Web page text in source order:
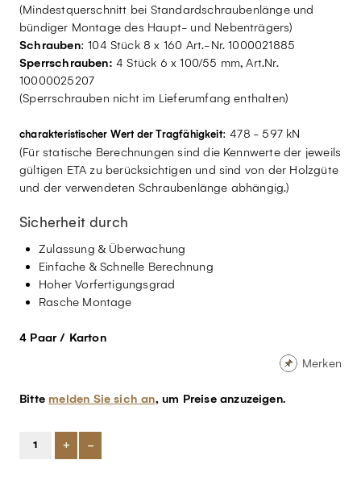
(Mindestquerschnitt bei Standardschraubenlänge und
bündiger Montage des Haupt- und Nebenträgers)
Schrauben: 104 Stück 8 x 160 Art.-Nr. 1000021885
Sperrschrauben: 4 Stück 6 x 100/55 mm, Art.Nr.
10000025207
(Sperrschrauben nicht im Lieferumfang enthalten)
charakteristischer Wert der Tragfähigkeit: 478 - 597 kN
(Für statische Berechnungen sind die Kennwerte der jeweils
gültigen ETA zu berücksichtigen und sind von der Holzgüte
und der verwendeten Schraubenlänge abhängig.)
Sicherheit durch
Zulassung & Überwachung
Einfache & Schnelle Berechnung
Hoher Vorfertigungsgrad
Rasche Montage
4 Paar / Karton
Merken
Bitte melden Sie sich an, um Preise anzuzeigen.
+ -